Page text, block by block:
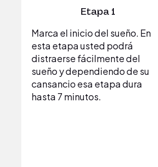
Etapa 1
Marca el inicio del sueño. En
esta etapa usted podrá
distraerse fácilmente del
sueño y dependiendo de su
cansancio esa etapa dura
hasta 7 minutos.